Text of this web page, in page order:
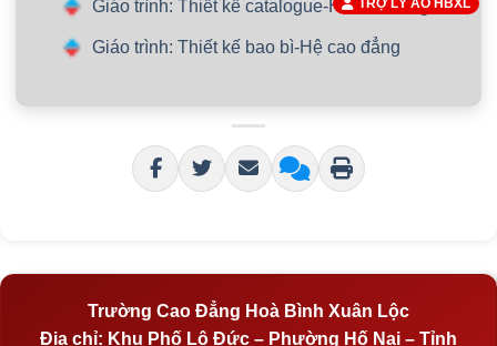
Giáo trình: Thiết kế catalogue-Hệ cao đẳng
Giáo trình: Thiết kế bao bì-Hệ cao đẳng
Trường Cao Đẳng Hoà Bình Xuân Lộc
Địa chỉ: Khu Phố Lộ Đức – Phường Hố Nai – Tỉnh